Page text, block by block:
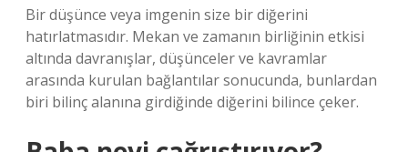
Bir düşünce veya imgenin size bir diğerini
hatırlatmasıdır. Mekan ve zamanın birliğinin etkisi
altında davranışlar, düşünceler ve kavramlar
arasında kurulan bağlantılar sonucunda, bunlardan
biri bilinç alanına girdiğinde diğerini bilince çeker.